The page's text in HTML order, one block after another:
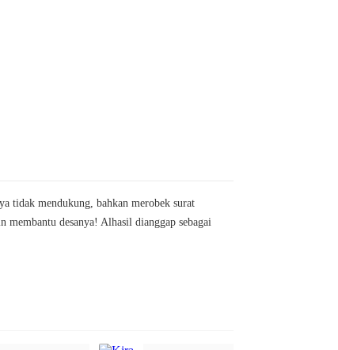
tidak mendukung, bahkan merobek surat
desanya! Alhasil dianggap sebagai